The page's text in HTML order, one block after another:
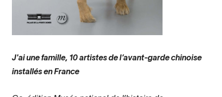
J'ai une famille, 10 artistes de l’avant-garde chinoise
installés en France